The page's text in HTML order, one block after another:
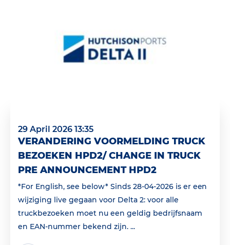
29 April 2026 13:35
VERANDERING VOORMELDING TRUCK
BEZOEKEN HPD2/ CHANGE IN TRUCK
PRE ANNOUNCEMENT HPD2
*For English, see below* Sinds 28-04-2026 is er een
wijziging live gegaan voor Delta 2: voor alle
truckbezoeken moet nu een geldig bedrijfsnaam
en EAN‑nummer bekend zijn. ...